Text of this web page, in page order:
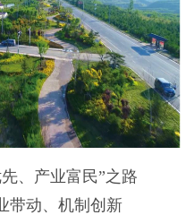
、产业富民”之路
带动、机制创新